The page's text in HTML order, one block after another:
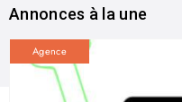
Annonces à la une
Agence